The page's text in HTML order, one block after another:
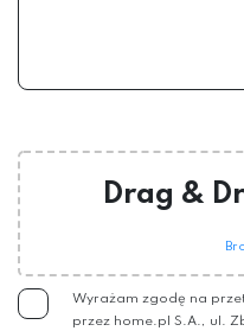
Drag &
Wyrażam zgodę na
przez home.pl S.A., ul.